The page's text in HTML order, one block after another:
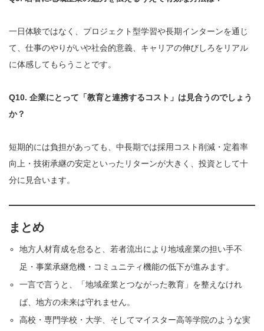
一日体験ではなく、プロジェクト型学習や長期インターンを通じ
て、仕事のやりがいや社会的意義、キャリアの伸びしろをリアル
に体感してもらうことです。
Q10. 企業にとって「教育と連携するコスト」は見合うのでしょう
か？
短期的には負担があっても、中長期では採用コスト削減・定着率
向上・技術承継の安定といったリターンが大きく、投資として十
分に見合います。
まとめ
地方人材育成を怠ると、若者流出により地域産業の担い手不
足・事業承継危機・コミュニティ機能の低下が進みます。
一言で言うと、「地域産業とつながった教育」を整えなけれ
ば、地方の未来は守れません。
高校・専門学校・大学、そしてマイスター高等学院のような実